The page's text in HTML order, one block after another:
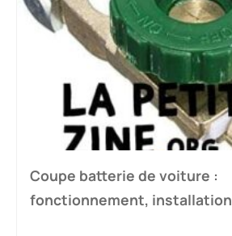
Coupe batterie de voiture :
fonctionnement,